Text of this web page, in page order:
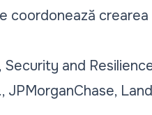
coordonează crearea
and
JPMorganChase,